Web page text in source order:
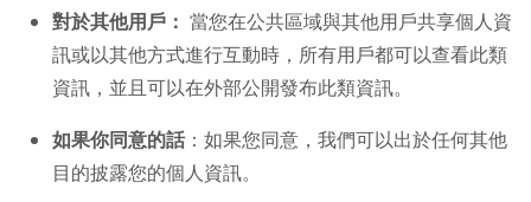
對於其他用戶： 當您在公共區域與其他用戶共享個人資
訊或以其他方式進行互動時，所有用戶都可以查看此類
資訊，並且可以在外部公開發布此類資訊。
如果你同意的話：如果您同意，我們可以出於任何其他
目的披露您的個人資訊。